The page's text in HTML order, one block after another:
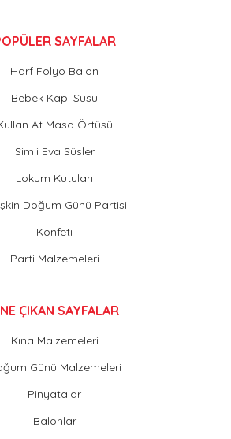
SAYFALAR
Harf Folyo Balon
Bebek Kapı Süsü
At Masa Örtüsü
Simli Eva Süsler
Lokum Kutuları
Doğum Günü Partisi
Konfeti
Parti Malzemeleri
ÇIKAN SAYFALAR
Kına Malzemeleri
Günü Malzemeleri
Pinyatalar
Balonlar